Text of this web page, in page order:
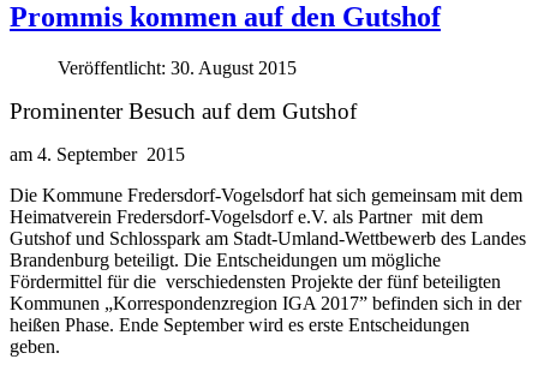
Prommis kommen auf den Gutshof
Veröffentlicht: 30. August 2015
Prominenter Besuch auf dem Gutshof
am 4. September 2015
Die Kommune Fredersdorf-Vogelsdorf hat sich gemeinsam mit dem
Heimatverein Fredersdorf-Vogelsdorf e.V. als Partner mit dem
Gutshof und Schlosspark am Stadt-Umland-Wettbewerb des Landes
Brandenburg beteiligt. Die Entscheidungen um mögliche
Fördermittel für die verschiedensten Projekte der fünf beteiligten
Kommunen „Korrespondenzregion IGA 2017” befinden sich in der
heißen Phase. Ende September wird es erste Entscheidungen
geben.